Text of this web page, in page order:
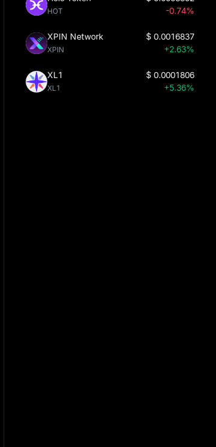
HOT
-0.74%
XPIN Network
XPIN
$ 0.0016837
+2.63%
XL1
XL1
$ 0.0001806
+5.36%